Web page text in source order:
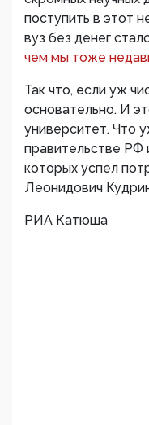
поступить в этот
вуз без денег
чем мы тоже
Так что, если уж
основательно. И
университет. Что
правительстве РФ
которых успел
Леонидович
РИА Катюша